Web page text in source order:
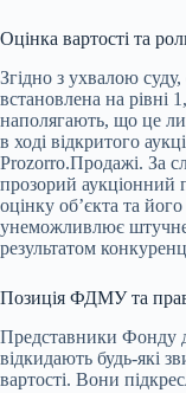
Оцінка вартості та
Згідно з ухвалою суду,
встановлена на
наполягають, що це
в ході відкритого
Prozorro.Продажі. За
прозорий аукціонний
оцінку об’єкта та
унеможливлює штучне
результатом
Позиція ФДМУ та
Представники Фонду
відкидають будь-які
вартості. Вони